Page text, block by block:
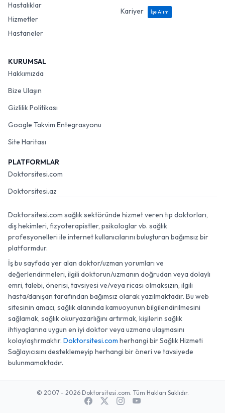
Hastalıklar
Hizmetler
Hastaneler
Kariyer
İşe Alım
KURUMSAL
Hakkımızda
Bize Ulaşın
Gizlilik Politikası
Google Takvim Entegrasyonu
Site Haritası
PLATFORMLAR
Doktorsitesi.com
Doktorsitesi.az
Doktorsitesi.com sağlık sektöründe hizmet veren tıp doktorları,
diş hekimleri, fizyoterapistler, psikologlar vb. sağlık
profesyonelleri ile internet kullanıcılarını buluşturan bağımsız bir
platformdur.
İş bu sayfada yer alan doktor/uzman yorumları ve
değerlendirmeleri, ilgili doktorun/uzmanın doğrudan veya dolaylı
emri, talebi, önerisi, tavsiyesi ve/veya ricası olmaksızın, ilgili
hasta/danışan tarafından bağımsız olarak yazılmaktadır. Bu web
sitesinin amacı, sağlık alanında kamuoyunun bilgilendirilmesini
sağlamak, sağlık okuryazarlığını artırmak, kişilerin sağlık
ihtiyaçlarına uygun en iyi doktor veya uzmana ulaşmasını
kolaylaştırmaktır. Doktorsitesi.com herhangi bir Sağlık Hizmeti
Sağlayıcısını desteklemeyip herhangi bir öneri ve tavsiyede
bulunmamaktadır.
© 2007 - 2026 Doktorsitesi.com. Tüm Hakları Saklıdır.